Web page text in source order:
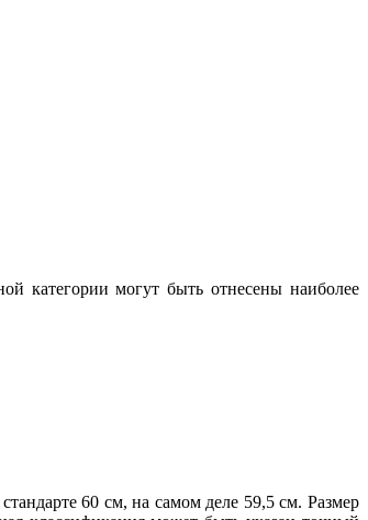
категории могут быть отнесены наиболее
60 см, на самом деле 59,5 см. Размер